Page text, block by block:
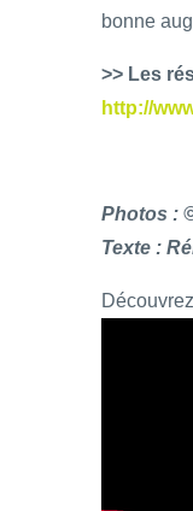
bonne
>> Les
http://
Photos :
Texte :